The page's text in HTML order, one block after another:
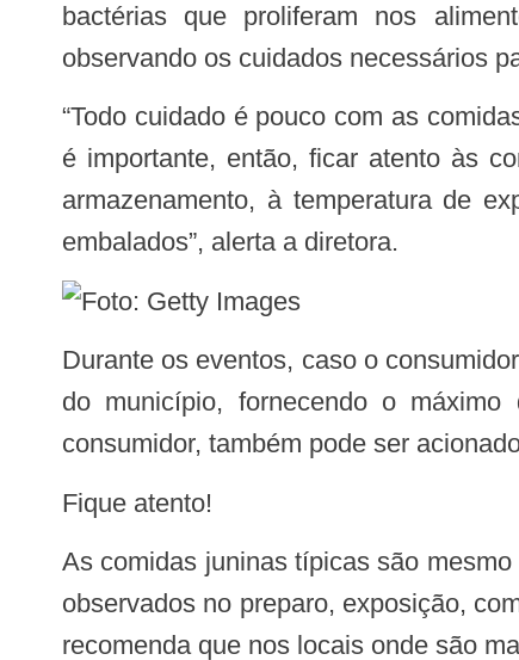
bactérias que proliferam nos
observando os cuidados necessários
“Todo cuidado é pouco com as comidas juninas, porque elas são preparadas com ingredientes, geralmente, muito perecíveis. E
é importante, então, ficar atento às
armazenamento, à temperatura de
embalados”, alerta a diretora.
Durante os eventos, caso o consumidor observe algum tipo de irregularidade sanitária, deve acionar a Vigilância Sanitária (Visa)
do município, fornecendo o
consumidor, também pode ser
Fique atento!
As comidas juninas típicas são mesmo uma verdadeira tentação e um convite para o consumo. Mas alguns cuidados devem ser
observados no preparo, exposição,
recomenda que nos locais onde são